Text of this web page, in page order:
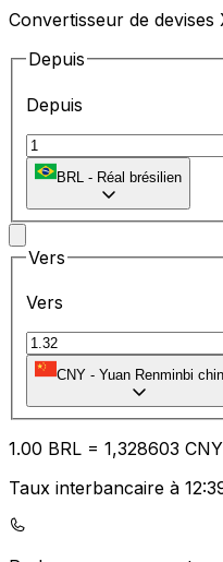
Convertisseur de devises
Depuis
Depuis
BRL - Réal brésilien
Vers
Vers
CNY - Yuan Renminbi
1.00 BRL = 1,328603 CNY
Taux interbancaire à